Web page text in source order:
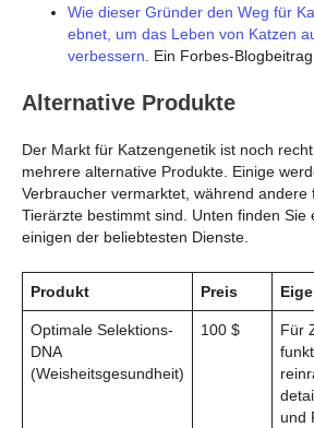
Wie dieser Gründer den Weg für
ebnet, um das Leben von Katzen
verbessern . Ein Forbes-
Alternative Produkte
Der Markt für Katzengenetik ist noch
mehrere alternative Produkte. Einige
Verbraucher vermarktet, während andere
Tierärzte bestimmt sind. Unten finden Sie
einigen der beliebtesten Dienste.
Produkt Preis
Optimale Selektions-
DNA
(Weisheitsgesundheit)
100 $
Für
und